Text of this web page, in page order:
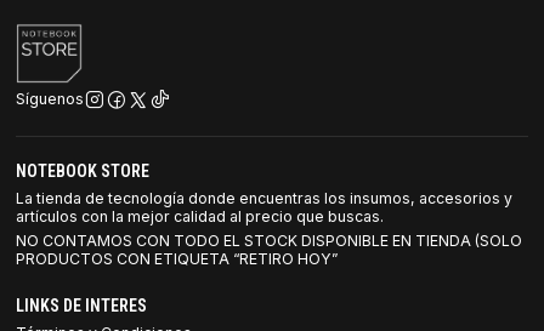
Síguenos
NOTEBOOK STORE
La tienda de tecnología donde encuentras los insumos, accesorios y
artículos con la mejor calidad al precio que buscas.
NO CONTAMOS CON TODO EL STOCK DISPONIBLE EN TIENDA (SOLO
PRODUCTOS CON ETIQUETA “RETIRO HOY”
LINKS DE INTERES